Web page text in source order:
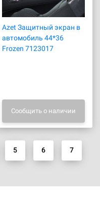
Azet Защитный экран в
автомобиль 44*36
Frozen 7123017
Сообщить о наличии
5 6 7